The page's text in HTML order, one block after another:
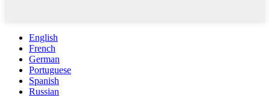
English
French
German
Portuguese
Spanish
Russian